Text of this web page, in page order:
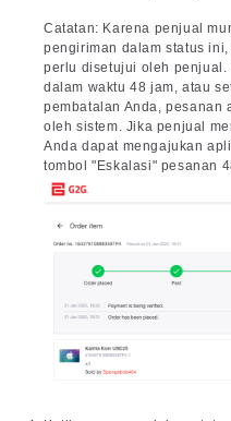
Catatan: Karena penjual
pengiriman dalam status
perlu disetujui oleh
dalam waktu 48 jam, atau
pembatalan Anda, pesanan
oleh sistem. Jika penjual
Anda dapat mengajukan
tombol "Eskalasi" pesanan